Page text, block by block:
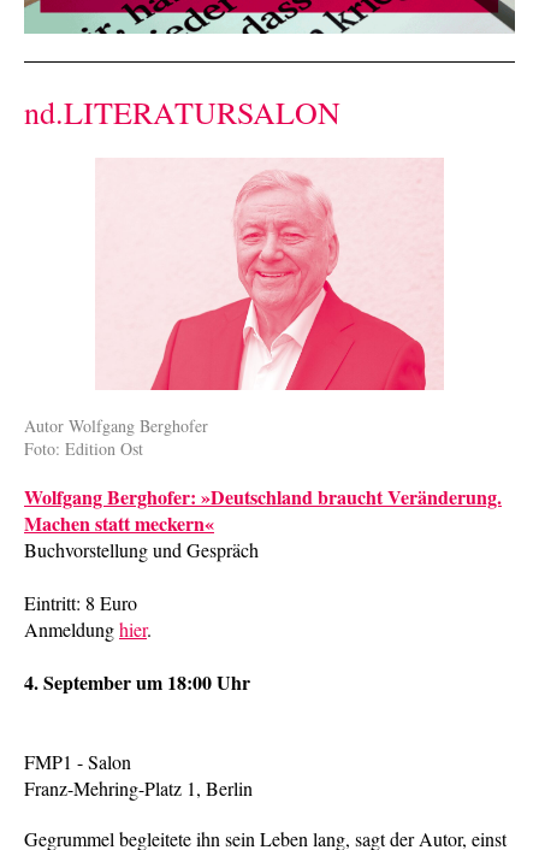
nd.LITERATURSALON
Autor Wolfgang Berghofer
Foto: Edition Ost
Wolfgang Berghofer: »Deutschland braucht Veränderung.
Machen statt meckern«
Buchvorstellung und Gespräch
Eintritt: 8 Euro
Anmeldunghier.
4. September um 18:00 Uhr
FMP1 - Salon
Franz-Mehring-Platz 1, Berlin
Gegrummel begleitete ihn sein Leben lang, sagt der Autor, einst